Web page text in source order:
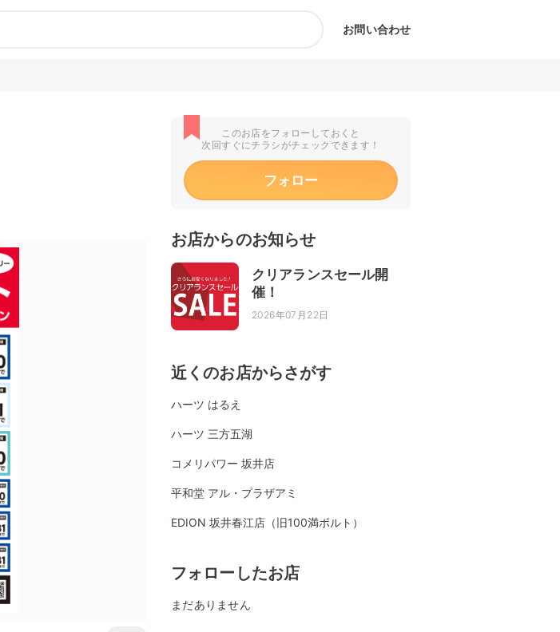
お問い合わせ
このお店をフォローしておくと
次回すぐにチラシがチェックできます！
フォロー
お店からのお知らせ
クリアランスセール開
催！
2026年07月22日
近くのお店からさがす
ハーツ はるえ
ハーツ 三方五湖
コメリパワー 坂井店
平和堂 アル・プラザアミ
EDION 坂井春江店（旧100満ボルト）
フォローしたお店
まだありません